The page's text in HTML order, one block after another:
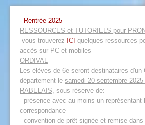
- Rentrée 2025
RESSOURCES et TUTORIELS pour
vous trouverez ICI quelques ressources
accès sur PC et mobiles
ORDIVAL
Les élèves de 6e seront destinataires d'un
département le samedi 20 septembre 2025
RABELAIS, sous réserve de:
- présence avec au moins un représentant
correspondance
- convention de prêt signée et remise